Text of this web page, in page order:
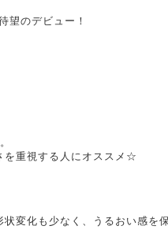
望のデビュー！
を重視する人にオススメ☆
変化も少なく、うるおい感を保